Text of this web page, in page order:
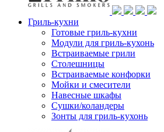
Гриль-кухни
Готовые гриль-кухни
Модули для гриль-кухонь
Встраиваемые грили
Столешницы
Встраиваемые конфорки
Мойки и смесители
Навесные шкафы
Сушки/коландеры
Зонты для гриль-кухонь